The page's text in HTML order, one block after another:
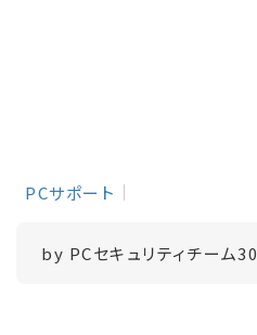
PCサポート
by PCセキュリティチーム30